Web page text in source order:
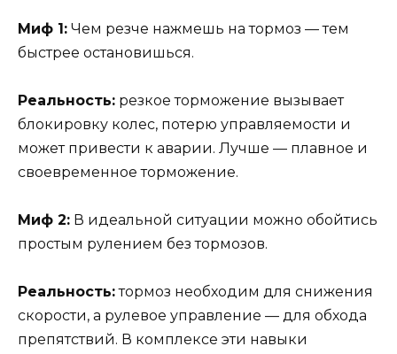
Миф 1: Чем резче нажмешь на тормоз — тем
быстрее остановишься.
Реальность: резкое торможение вызывает
блокировку колес, потерю управляемости и
может привести к аварии. Лучше — плавное и
своевременное торможение.
Миф 2: В идеальной ситуации можно обойтись
простым рулением без тормозов.
Реальность:тормоз необходим для снижения
скорости, а рулевое управление — для обхода
препятствий. В комплексе эти навыки